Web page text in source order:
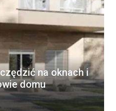
na oknach i
domu